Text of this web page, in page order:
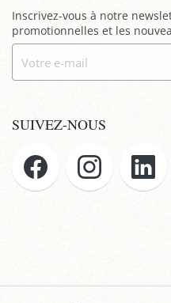
Inscrivez-vous à notre
promotionnelles et les
SUIVEZ-NOUS